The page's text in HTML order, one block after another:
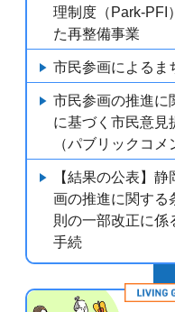
理制度（Park-PFI
た再整備事業
市民参画によるま
市民参画の推進に
に基づく市民意見
（パブリックコメ
【結果の公表】静
画の推進に関する
則の一部改正に係
手続